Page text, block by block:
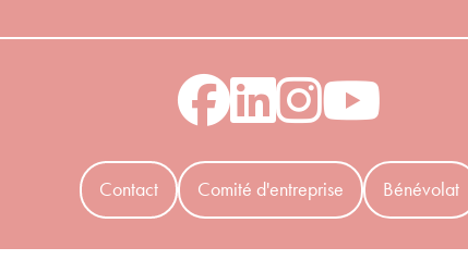
Contact Comité d'entreprise Bénévolat